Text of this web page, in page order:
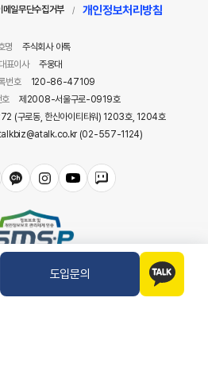
도입문의
메일무단수집거부 / 개인정보처리방침
명
주식회사 아톡
대표이사
주웅대
번호
120-86-47109
호
제2008-서울구로-0919호
(구로동, 한신아이티타워) 1203호, 1204호
(02-557-1124)